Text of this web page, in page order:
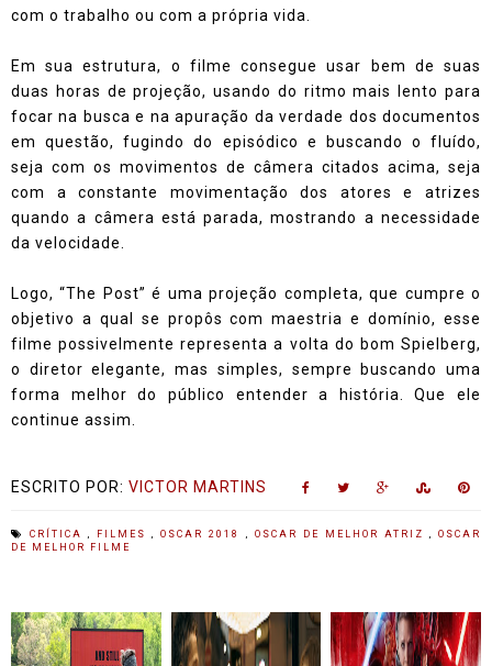
com o trabalho ou com a própria vida.
Em sua estrutura, o filme consegue usar bem de suas
duas horas de projeção, usando do ritmo mais lento para
focar na busca e na apuração da verdade dos documentos
em questão, fugindo do episódico e buscando o fluído,
seja com os movimentos de câmera citados acima, seja
com a constante movimentação dos atores e atrizes
quando a câmera está parada, mostrando a necessidade
da velocidade.
Logo, “The Post” é uma projeção completa, que cumpre o
objetivo a qual se propôs com maestria e domínio, esse
filme possivelmente representa a volta do bom Spielberg,
o diretor elegante, mas simples, sempre buscando uma
forma melhor do público entender a história. Que ele
continue assim.
ESCRITO POR: VICTOR MARTINS
CRÍTICA, FILMES,OSCAR 2018 , OSCAR DE MELHOR ATRIZ ,OSCAR
DE MELHOR FILME